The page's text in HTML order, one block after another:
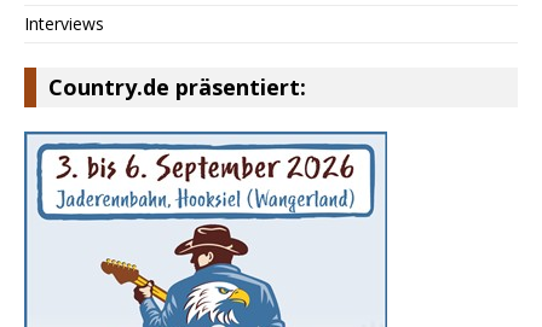
Interviews
Country.de präsentiert: